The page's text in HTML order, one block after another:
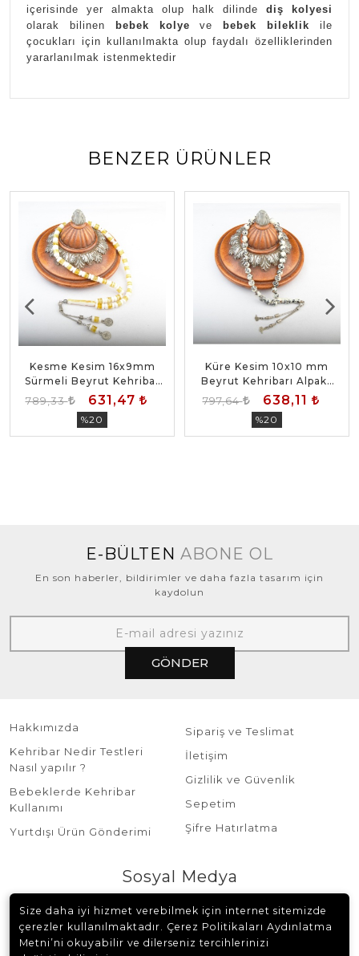
içerisinde yer almakta olup halk dilinde diş kolyesi
olarak bilinen bebek kolye ve bebek bileklik ile
çocukları için kullanılmakta olup faydalı özelliklerinden
yararlanılmak istenmektedir
BENZER ÜRÜNLER
Kesme Kesim 16x9mm
Sürmeli Beyrut Kehribar
Alpaka Püsküllü Tesbih
789,33 631,47
%20
Küre Kesim 10x10 mm
Beyrut Kehribarı Alpaka
Püsküllü Tesbih
797,64 638,11
%20
E-BÜLTEN ABONE OL
En son haberler, bildirimler ve daha fazla tasarım için
kaydolun
GÖNDER
Hakkımızda
Kehribar Nedir Testleri
Nasıl yapılır ?
Bebeklerde Kehribar
Kullanımı
Yurtdışı Ürün Gönderimi
Sipariş ve Teslimat
İletişim
Gizlilik ve Güvenlik
Sepetim
Şifre Hatırlatma
Sosyal Medya
Size daha iyi hizmet verebilmek için internet sitemizde
çerezler kullanılmaktadır. Çerez Politikaları Aydınlatma
Metni’ni okuyabilir ve dilerseniz tercihlerinizi